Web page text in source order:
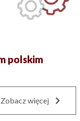
polskim
Zobacz więcej